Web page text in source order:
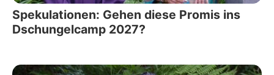
Spekulationen: Gehen diese Promis ins
Dschungelcamp 2027?